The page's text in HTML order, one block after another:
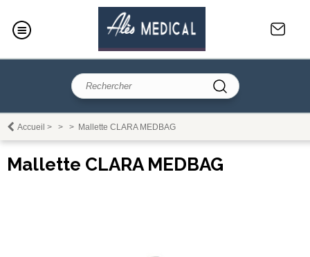
Accueil > > > Mallette CLARA MEDBAG
Mallette CLARA MEDBAG